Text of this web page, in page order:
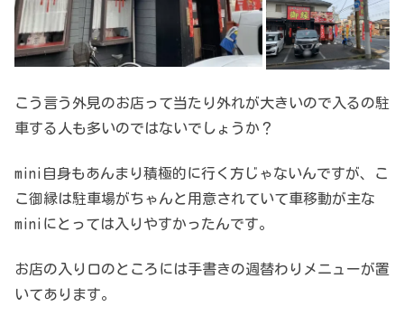
こう言う外見のお店って当たり外れが大きいので入るの駐
車する人も多いのではないでしょうか？
mini自身もあんまり積極的に行く方じゃないんですが、こ
こ御縁は駐車場がちゃんと用意されていて車移動が主な
miniにとっては入りやすかったんです。
お店の入り口のところには手書きの週替わりメニューが置
いてあります。